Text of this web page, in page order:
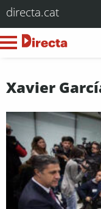
directa.cat
Xavier